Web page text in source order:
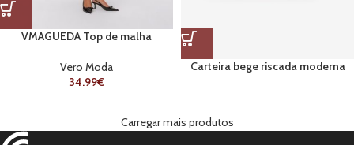
VMAGUEDA Top de malha
Vero Moda
34.99€
Carteira bege riscada moderna
Carregar mais produtos